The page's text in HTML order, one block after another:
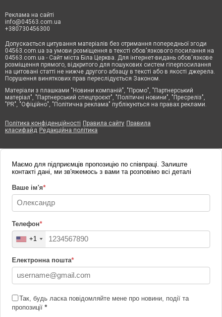
Реклама на сайті
info@04563.com.ua
+380730456300
Допускається цитування матеріалів без отримання попередньої згоди
04563.com.ua за умови розміщення в тексті обов'язкового посилання на
04563.com.ua - Сайт міста Біла Церква. Для інтернет-видань обов'язкове
розміщення прямого, відкритого для пошукових систем гіперпосилання
на цитовані статті не нижче другого абзацу в тексті або в якості джерела.
Порушення виняткових прав переслідується Законом.
Матеріали з плашками "Новини компаній", "Промо", "Партнерський
матеріал", "Партнерський спецпроєкт", "Політичні новини", "Пресреліз",
"PR", "Офіційно", "Політична реклама" публікуються на правах реклами.
Політика конфіденційності Правила сайту Правила
класифайд Редакційна політика
Маємо для підприємців пропозицію по співпраці. Залиште
контакті дані, ми зв'яжемось з вами та розповімо всі деталі
Ваше ім'я*
Телефон*
+1
Електронна пошта*
Так, будь ласка повідомляйте мене про новини, події та
пропозиції *